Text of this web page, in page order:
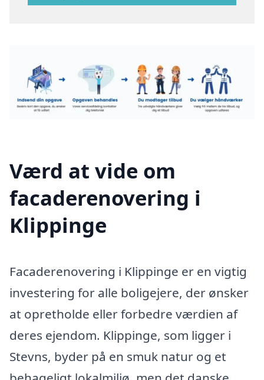
Værd at vide om
facaderenovering i
Klippinge
Facaderenovering i Klippinge er en vigtig
investering for alle boligejere, der ønsker
at opretholde eller forbedre værdien af
deres ejendom. Klippinge, som ligger i
Stevns, byder på en smuk natur og et